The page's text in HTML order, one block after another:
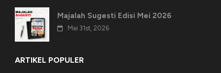
Majalah Sugesti Edisi Mei 2026
Mei 31st, 2026
ARTIKEL POPULER